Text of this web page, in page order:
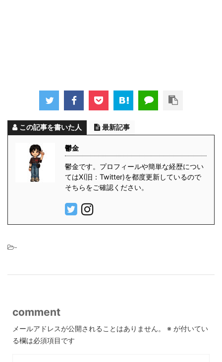
この記事を書いた人 最新記事
鬱金
鬱金です。プロフィールや簡単な経歴につい
てはX(旧：Twitter)を都度更新しているので
そちらをご確認ください。
-
comment
メールアドレスが公開されることはありません。 ※ が付いてい
る欄は必須項目です